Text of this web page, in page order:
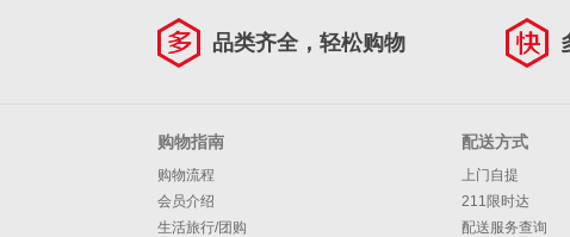
品类齐全，轻松购物
购物指南
购物流程
会员介绍
生活旅行/团购
配送方式
上门自提
211限时达
配送服务查询